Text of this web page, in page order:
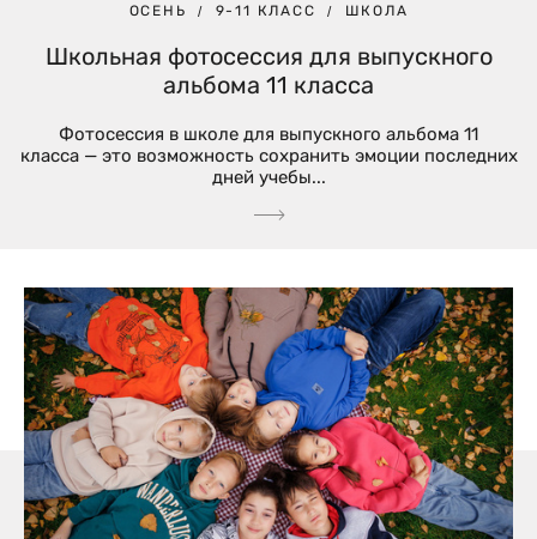
ОСЕНЬ 9-11 КЛАСС ШКОЛА
Школьная фотосессия для выпускного
альбома 11 класса
Фотосессия в школе для выпускного альбома 11
класса — это возможность сохранить эмоции последних
дней учебы...